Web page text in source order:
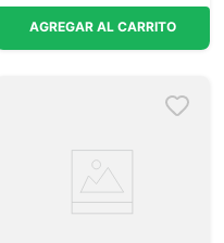
AGREGAR AL CARRITO